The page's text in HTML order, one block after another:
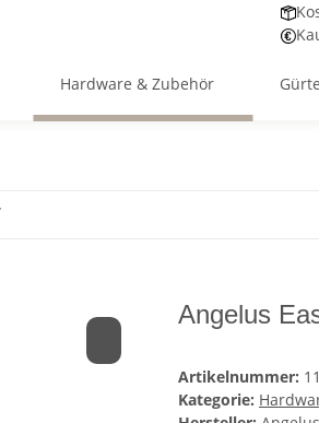
Hardware & Zubehör
Angelus
Artikelnummer:
Kategorie: